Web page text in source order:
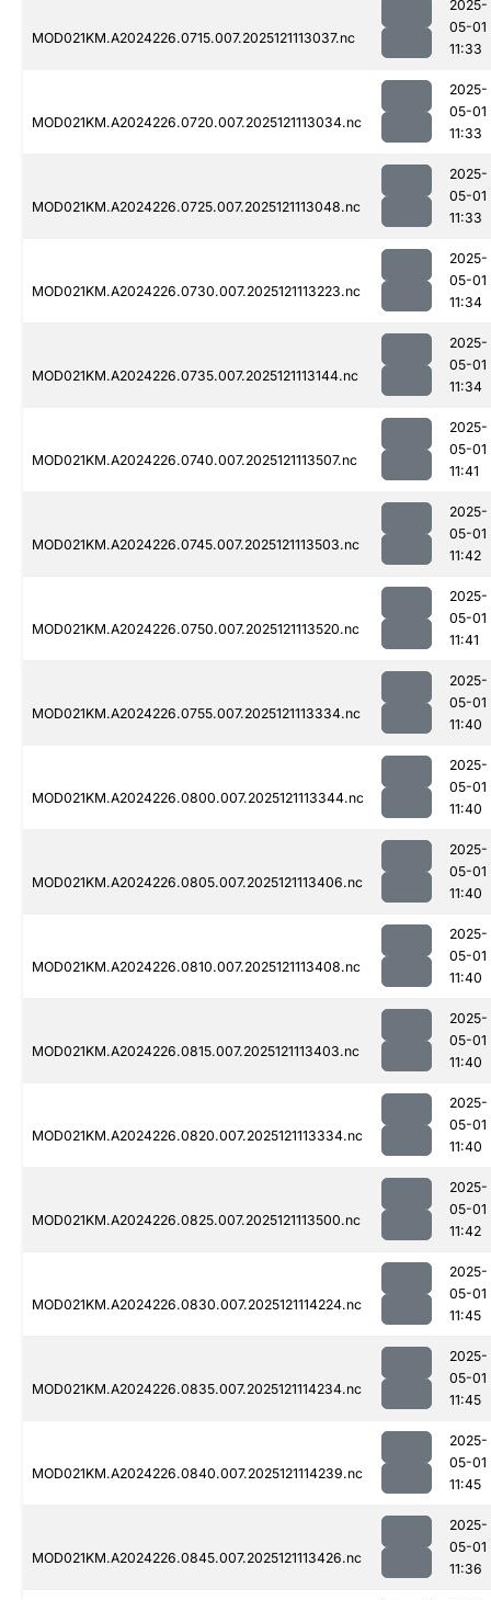
MOD021KM.A2024226.0715.007.2025121113037.nc
2025-
05-01
11:33
MOD021KM.A2024226.0720.007.2025121113034.nc
2025-
05-01
11:33
MOD021KM.A2024226.0725.007.2025121113048.nc
2025-
05-01
11:33
MOD021KM.A2024226.0730.007.2025121113223.nc
2025-
05-01
11:34
MOD021KM.A2024226.0735.007.2025121113144.nc
2025-
05-01
11:34
MOD021KM.A2024226.0740.007.2025121113507.nc
2025-
05-01
11:41
MOD021KM.A2024226.0745.007.2025121113503.nc
2025-
05-01
11:42
MOD021KM.A2024226.0750.007.2025121113520.nc
2025-
05-01
11:41
MOD021KM.A2024226.0755.007.2025121113334.nc
2025-
05-01
11:40
MOD021KM.A2024226.0800.007.2025121113344.nc
2025-
05-01
11:40
MOD021KM.A2024226.0805.007.2025121113406.nc
2025-
05-01
11:40
MOD021KM.A2024226.0810.007.2025121113408.nc
2025-
05-01
11:40
MOD021KM.A2024226.0815.007.2025121113403.nc
2025-
05-01
11:40
MOD021KM.A2024226.0820.007.2025121113334.nc
2025-
05-01
11:40
MOD021KM.A2024226.0825.007.2025121113500.nc
2025-
05-01
11:42
MOD021KM.A2024226.0830.007.2025121114224.nc
2025-
05-01
11:45
MOD021KM.A2024226.0835.007.2025121114234.nc
2025-
05-01
11:45
MOD021KM.A2024226.0840.007.2025121114239.nc
2025-
05-01
11:45
MOD021KM.A2024226.0845.007.2025121113426.nc
2025-
05-01
11:36